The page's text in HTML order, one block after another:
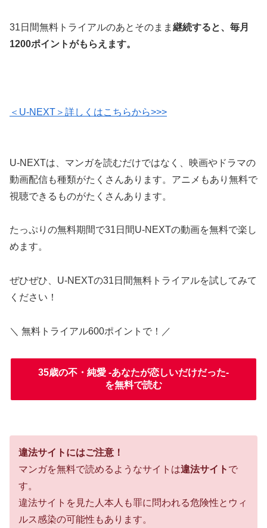
31日間無料トライアルのあとそのまま 継続すると、毎月
1200ポイントがもらえます。
＜U-NEXT＞詳しくはこちらから>>>
U-NEXTは、マンガを読むだけではなく、映画やドラマの
動画配信も種類がたくさんあります。アニメもあり無料で
視聴できるものがたくさんあります。
たっぷりの無料期間で31日間U-NEXTの動画を無料で楽し
めます。
ぜひぜひ、U-NEXTの31日間無料トライアルを試してみて
ください！
＼ 無料トライアル600ポイントで！／
35歳の不・純愛 -あなたが恋しいだけだった-
を無料で読む
違法サイトにはご注意！
マンガを無料で読めるようなサイトは違法サイト で
す。
違法サイトを見た人本人も罪に問われる危険性とウィ
ルス感染の可能性もあります。